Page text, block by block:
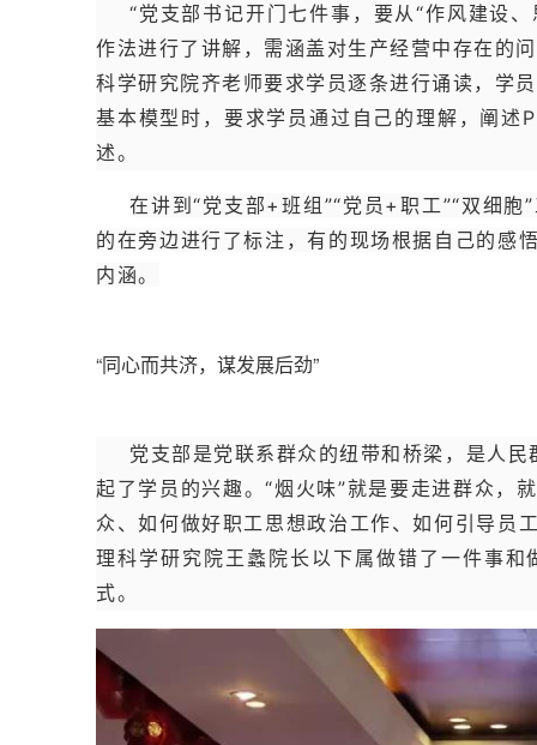
“党支部书记开门七件事，要从“作风建设
作法进行了讲解，需涵盖对生产经营中存在的
科学研究院齐老师要求学员逐条进行诵读，学
基本模型时，要求学员通过自己的理解，阐
述。
在讲到“党支部+班组”“党员+职工”“双细
的在旁边进行了标注，有的现场根据自己的感
内涵。
“同心而共济，谋发展后劲”
党支部是党联系群众的纽带和桥梁，是人
起了学员的兴趣。“烟火味”就是要走进群众，
众、如何做好职工思想政治工作、如何引导员
理科学研究院王蠡院长以下属做错了一件事
式。